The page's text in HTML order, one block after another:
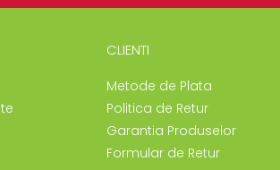
CLIENTI
Metode de Plata
Politica de Retur
Garantia Produselor
Formular de Retur